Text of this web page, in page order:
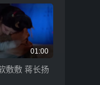
01:00
敷敷 蒋长扬